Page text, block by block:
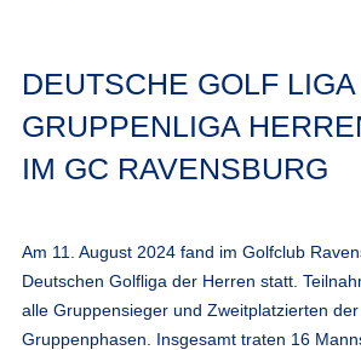
DEUTSCHE GOLF
GRUPPENLIGA
IM GC RAVENSBURG
Am 11. August 2024 fand im Golfclub
Deutschen Golfliga der Herren statt.
alle Gruppensieger und Zweitplatzierten
Gruppenphasen. Insgesamt traten 16